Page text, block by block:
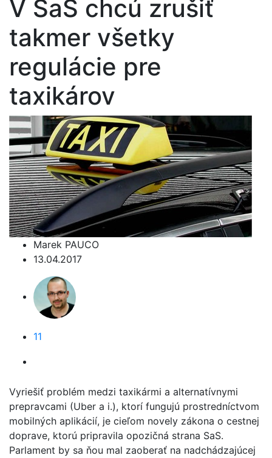
V SaS chcú zrušiť
takmer všetky
regulácie pre
taxikárov
Marek PAUCO
13.04.2017
11
Vyriešiť problém medzi taxikármi a alternatívnymi
prepravcami (Uber a i.), ktorí fungujú prostredníctvom
mobilných aplikácií, je cieľom novely zákona o cestnej
doprave, ktorú pripravila opozičná strana SaS.
Parlament by sa ňou mal zaoberať na nadchádzajúcej